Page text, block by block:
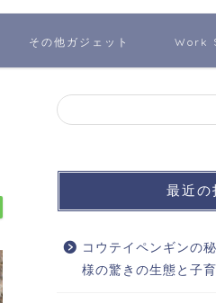
その他ガジェット Work
最近の
コウテイペンギンの
様の驚きの生態と子